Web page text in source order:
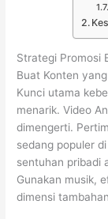
Strategi Promosi
Buat Konten
Kunci utama
menarik. Video
dimengerti.
sedang populer
sentuhan pribadi
Gunakan musik,
dimensi